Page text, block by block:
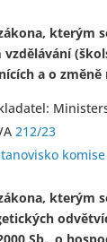
kterým
vzdělávání
a o
212/23
komise
kterým